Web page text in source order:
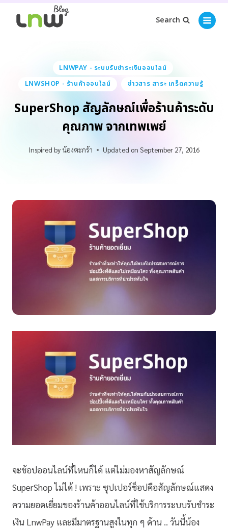
Search
LNWPAY - ระบบรับชำระเงินออนไลน์
LNWSHOP - ร้านค้าออนไลน์
ข่าวสาร สาระ เกร็ดความรู้
SuperShop สัญลักษณ์เพื่อร้านค้าระดับ
คุณภาพ จากเทพเพย์
Inspired by น้องตะกร้า Updated on September 27, 2016
จะช้อปออนไลน์ที่ไหนก็ได้ แต่ไม่มองหาสัญลักษณ์
SuperShop ไม่ได้ ! เพราะ ซุปเปอร์ช็อปคือสัญลักษณ์แสดง
ความยอดเยี่ยมของร้านค้าออนไลน์ที่ใช้บริการระบบรับชำระ
เงิน LnwPay และมีมาตรฐานสูงในทุก ๆ ด้าน .. วันนี้น้อง